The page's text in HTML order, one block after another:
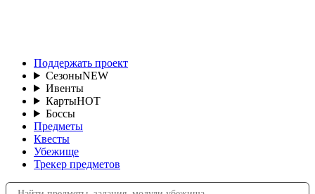
Поддержать проект
СезоныNEW
Ивенты
КартыHOT
Боссы
Предметы
Квесты
Убежище
Трекер предметов